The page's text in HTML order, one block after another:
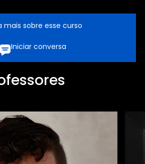
mais sobre esse curso
Iniciar conversa